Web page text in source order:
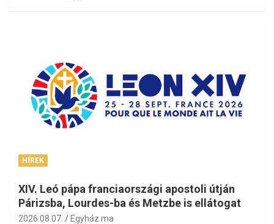
HÍREK
XIV. Leó pápa franciaországi apostoli útján
Párizsba, Lourdes-ba és Metzbe is ellátogat
2026.08.07. Egyház.ma